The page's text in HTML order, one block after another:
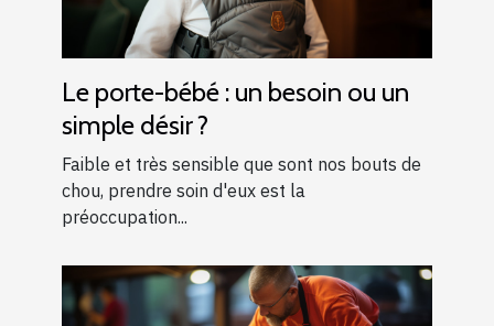
Le porte-bébé : un besoin ou un
simple désir ?
Faible et très sensible que sont nos bouts de
chou, prendre soin d'eux est la
préoccupation...